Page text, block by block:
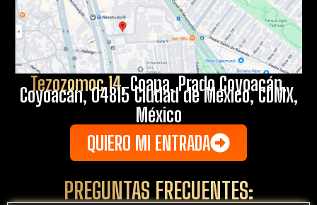
Tezozomoc 14, Coapa, Prado Coyoacán,
Coyoacán, 04815 Ciudad de México, CDMX,
México
QUIERO MI ENTRADA
PREGUNTAS FRECUENTES: